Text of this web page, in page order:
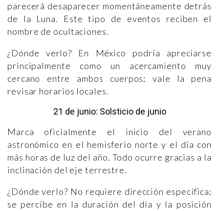
parecerá desaparecer momentáneamente detrás
de la Luna. Este tipo de eventos reciben el
nombre de ocultaciones.
¿Dónde verlo? En México podría apreciarse
principalmente como un acercamiento muy
cercano entre ambos cuerpos; vale la pena
revisar horarios locales.
21 de junio: Solsticio de junio
Marca oficialmente el inicio del verano
astronómico en el hemisferio norte y el día con
más horas de luz del año. Todo ocurre gracias a la
inclinación del eje terrestre.
¿Dónde verlo? No requiere dirección específica;
se percibe en la duración del día y la posición